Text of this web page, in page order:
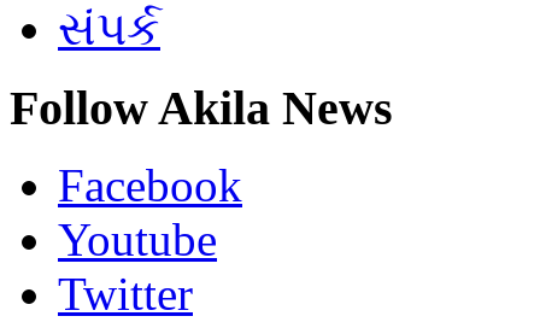
સંપર્ક
Follow Akila News
Facebook
Youtube
Twitter